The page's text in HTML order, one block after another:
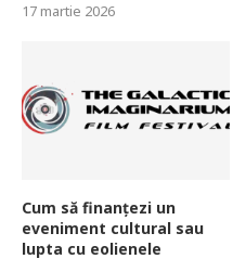
17 martie 2026
Cum să finanțezi un
eveniment cultural sau
lupta cu eolienele